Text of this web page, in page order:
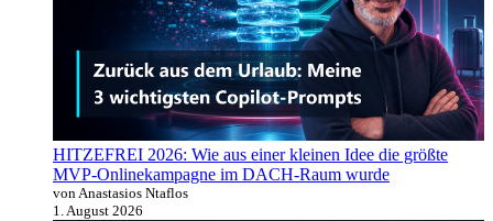
HITZEFREI 2026: Wie aus einer kleinen Idee die größte
MVP-Onlinekampagne im DACH-Raum wurde
von Anastasios Ntaflos
1. August 2026